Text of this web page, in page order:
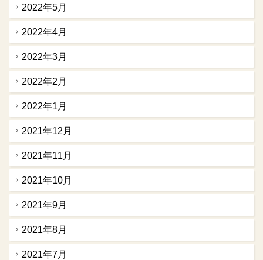
2022年5月
2022年4月
2022年3月
2022年2月
2022年1月
2021年12月
2021年11月
2021年10月
2021年9月
2021年8月
2021年7月